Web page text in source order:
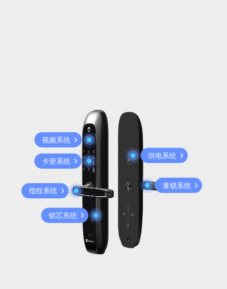
指纹系统
卡密系统
锁芯系统
视频系统
童锁系统
供电系统